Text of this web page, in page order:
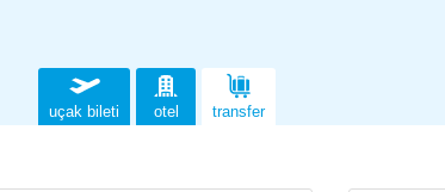
uçak bileti otel transfer